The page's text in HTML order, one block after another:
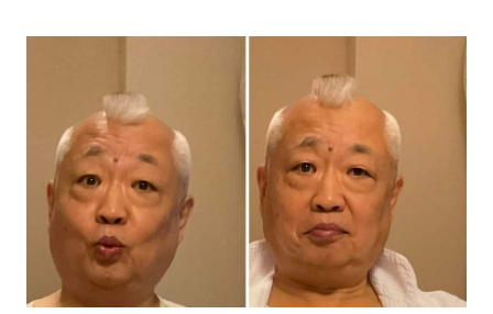
お知らせ
特定商取引法に基づく表記